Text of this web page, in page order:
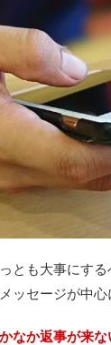
とも大事にす
ッセージが中心
なか返事が来な